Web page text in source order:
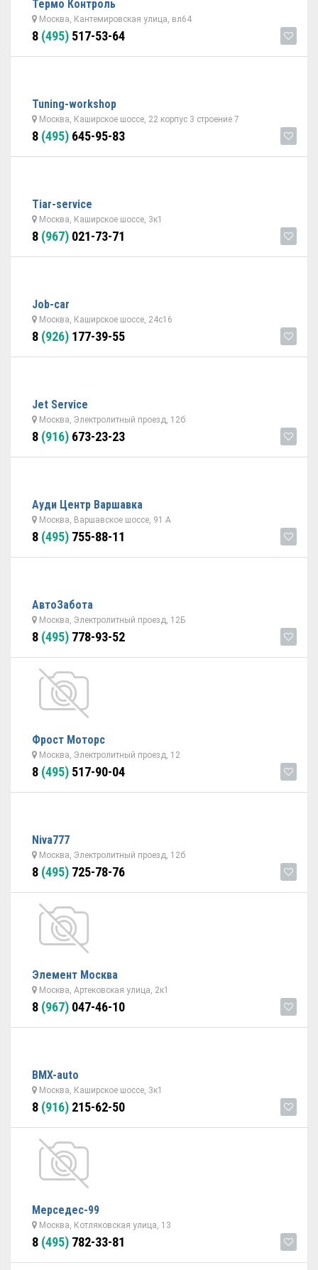
Термо Контроль
Москва, Кантемировская улица, вл64
8 (495) 517-53-64
Tuning-workshop
Москва, Каширское шоссе, 22 корпус 3 строение 7
8 (495) 645-95-83
Tiar-service
Москва, Каширское шоссе, 3к1
8 (967) 021-73-71
Job-car
Москва, Каширское шоссе, 24с16
8 (926) 177-39-55
Jet Service
Москва, Электролитный проезд, 12б
8 (916) 673-23-23
Ауди Центр Варшавка
Москва, Варшавское шоссе, 91 А
8 (495) 755-88-11
АвтоЗабота
Москва, Электролитный проезд, 12Б
8 (495) 778-93-52
Фрост Моторс
Москва, Электролитный проезд, 12
8 (495) 517-90-04
Niva777
Москва, Электролитный проезд, 12б
8 (495) 725-78-76
Элемент Москва
Москва, Артековская улица, 2к1
8 (967) 047-46-10
BMX-auto
Москва, Каширское шоссе, 3к1
8 (916) 215-62-50
Мерседес-99
Москва, Котляковская улица, 13
8 (495) 782-33-81